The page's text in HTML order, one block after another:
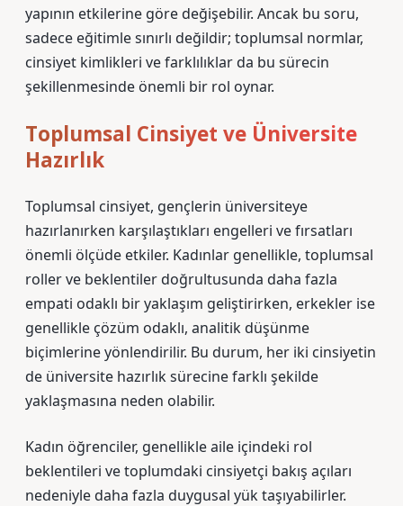
yapının etkilerine göre değişebilir. Ancak bu soru,
sadece eğitimle sınırlı değildir; toplumsal normlar,
cinsiyet kimlikleri ve farklılıklar da bu sürecin
şekillenmesinde önemli bir rol oynar.
Toplumsal Cinsiyet ve Üniversite
Hazırlık
Toplumsal cinsiyet, gençlerin üniversiteye
hazırlanırken karşılaştıkları engelleri ve fırsatları
önemli ölçüde etkiler. Kadınlar genellikle, toplumsal
roller ve beklentiler doğrultusunda daha fazla
empati odaklı bir yaklaşım geliştirirken, erkekler ise
genellikle çözüm odaklı, analitik düşünme
biçimlerine yönlendirilir. Bu durum, her iki cinsiyetin
de üniversite hazırlık sürecine farklı şekilde
yaklaşmasına neden olabilir.
Kadın öğrenciler, genellikle aile içindeki rol
beklentileri ve toplumdaki cinsiyetçi bakış açıları
nedeniyle daha fazla duygusal yük taşıyabilirler.